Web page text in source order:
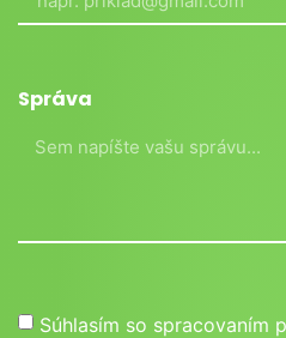
Správa
Súhlasím so spracovaním